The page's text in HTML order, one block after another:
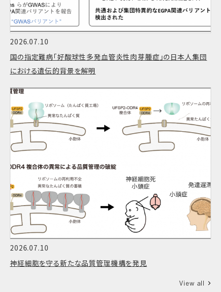
2026.07.10
国の指定難病「好酸球性多発血管炎性肉芽腫症」の日本人集団
における遺伝的背景を解明
2026.07.10
神経細胞を守る新たな品質管理機構を発見
View all